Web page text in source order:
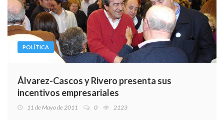
POLÍTICA
Álvarez-Cascos y Rivero presenta sus
incentivos empresariales
11 de Mayo de 2011 0 2123